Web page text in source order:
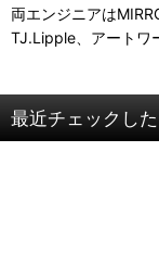
両エンジニアは
TJ.Lipple、アートワ
最近チェックし